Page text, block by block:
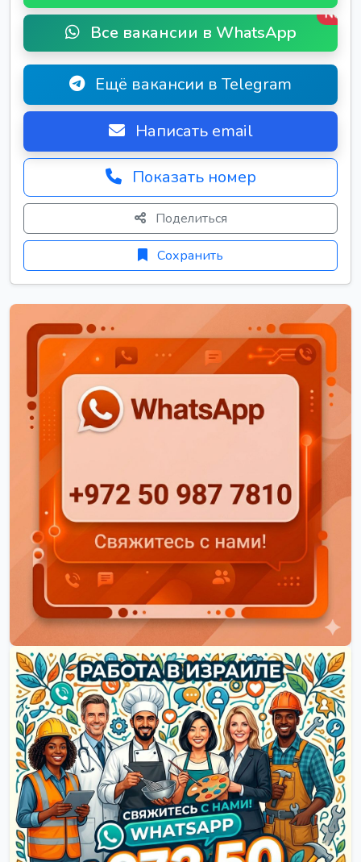
Все вакансии в WhatsApp
New
Ещё вакансии в Telegram
Написать email
Показать номер
Поделиться
Сохранить